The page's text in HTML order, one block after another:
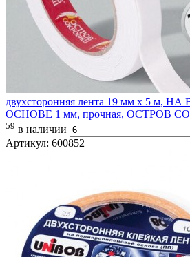
двухсторонняя лента 19 мм х 5 м,
ОСНОВЕ 1 мм, прочная, ОСТРОВ
59 в наличии
Артикул: 600852